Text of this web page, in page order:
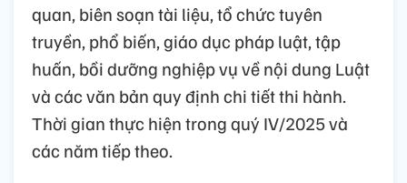
quan, biên soạn tài liệu, tổ chức tuyên
truyền, phổ biến, giáo dục pháp luật, tập
huấn, bồi dưỡng nghiệp vụ về nội dung Luật
và các văn bản quy định chi tiết thi hành.
Thời gian thực hiện trong quý IV/2025 và
các năm tiếp theo.